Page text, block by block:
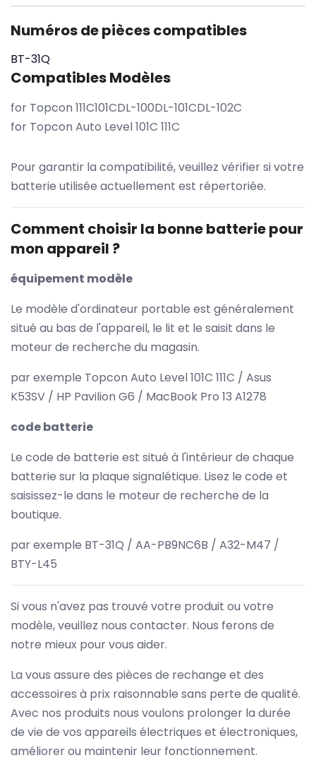
Numéros de pièces compatibles
BT-31Q
Compatibles Modèles
for Topcon 111C101CDL-100DL-101CDL-102C
for Topcon Auto Level 101C 111C
Pour garantir la compatibilité, veuillez vérifier si votre
batterie utilisée actuellement est répertoriée.
Comment choisir la bonne batterie pour
mon appareil ?
équipement modèle
Le modèle d'ordinateur portable est généralement
situé au bas de l'appareil, le lit et le saisit dans le
moteur de recherche du magasin.
par exemple Topcon Auto Level 101C 111C / Asus
K53SV / HP Pavilion G6 / MacBook Pro 13 A1278
code batterie
Le code de batterie est situé à l'intérieur de chaque
batterie sur la plaque signalétique. Lisez le code et
saisissez-le dans le moteur de recherche de la
boutique.
par exemple BT-31Q / AA-PB9NC6B / A32-M47 /
BTY-L45
Si vous n'avez pas trouvé votre produit ou votre
modèle, veuillez nous contacter. Nous ferons de
notre mieux pour vous aider.
La vous assure des pièces de rechange et des
accessoires à prix raisonnable sans perte de qualité.
Avec nos produits nous voulons prolonger la durée
de vie de vos appareils électriques et électroniques,
améliorer ou maintenir leur fonctionnement.